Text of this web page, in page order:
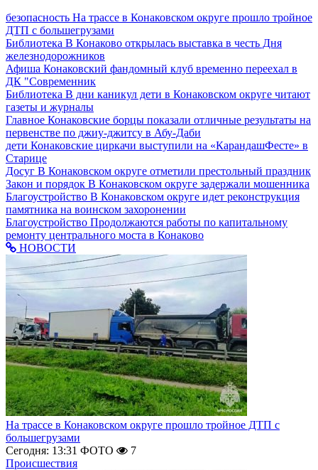
безопасность На трассе в Конаковском округе прошло тройное
ДТП с большегрузами
Библиотека В Конаково открылась выставка в честь Дня
железнодорожников
Афиша Конаковский фандомный клуб временно переехал в
ДК "Современник
Библиотека В дни каникул дети в Конаковском округе читают
газеты и журналы
Главное Конаковские борцы показали отличные результаты на
первенстве по джиу-джитсу в Абу-Даби
дети Конаковские циркачи выступили на «КарандашФесте» в
Старице
Досуг В Конаковском округе отметили престольный праздник
Закон и порядок В Конаковском округе задержали мошенника
Благоустройство В Конаковском округе идет реконструкция
памятника на воинском захоронении
Благоустройство Продолжаются работы по капитальному
ремонту центрального моста в Конаково
НОВОСТИ
На трассе в Конаковском округе прошло тройное ДТП с
большегрузами
Сегодня: 13:31 ФОТО
7
Происшествия